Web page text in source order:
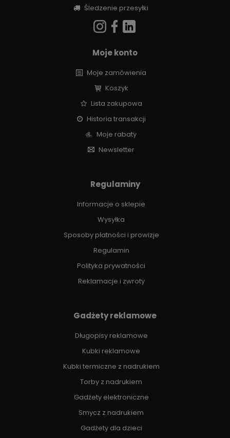
Śledzenie przesyłki
Moje konto
Moje zamówienia
Koszyk
Lista zakupowa
Historia transakcji
Moje rabaty
Newsletter
Regulaminy
Informacje o sklepie
Wysyłka
Sposoby płatności i prowizje
Regulamin
Polityka prywatności
Reklamacje i zwroty
Gadżety reklamowe
Długopisy reklamowe
Kubki reklamowe
Kubki termiczne z nadrukiem
Torby z nadrukiem
Gadżety elektroniczne
Smycz z nadrukiem
Gadżety dla dzieci